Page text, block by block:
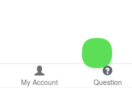
My Account Question